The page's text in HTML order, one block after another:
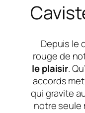
Depuis le
rouge de
le plaisir.
accords
qui gravite
notre seule